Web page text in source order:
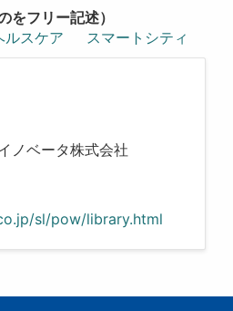
をフリー記述）
ルスケア スマートシティ
ノベータ株式会社
sl/pow/library.html